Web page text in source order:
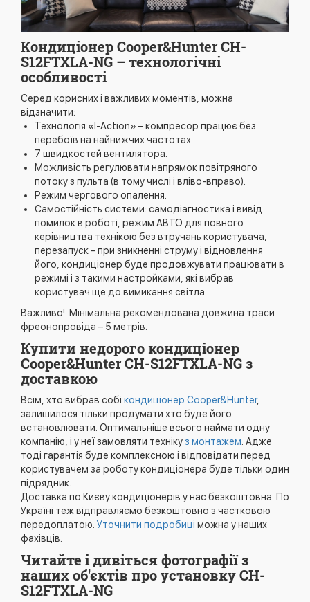
Кондиціонер Cooper&Hunter CH-
S12FTXLA-NG – технологічні
особливості
Серед корисних і важливих моментів, можна
відзначити:
Технологія «I-Action» – компресор працює без
перебоїв на найнижчих частотах.
7 швидкостей вентилятора.
Можливість регулювати напрямок повітряного
потоку з пульта (в тому числі і вліво-вправо).
Режим чергового опалення.
Самостійність системи: самодіагностика і вивід
помилок в роботі, режим АВТО для повного
керівництва технікою без втручань користувача,
перезапуск – при зникненні струму і відновлення
його, кондиціонер буде продовжувати працювати в
режимі і з такими настройками, які вибрав
користувач ще до вимикання світла.
Важливо! Мінімальна рекомендована довжина траси
фреонопровіда – 5 метрів.
Купити недорого кондиціонер
Cooper&Hunter CH-S12FTXLA-NG з
доставкою
Всім, хто вибрав собі кондиціонер Cooper&Hunter,
залишилося тільки продумати хто буде його
встановлювати. Оптимальніше всього наймати одну
компанію, і у неї замовляти технікуз монтажем . Адже
тоді гарантія буде комплексною і відповідати перед
користувачем за роботу кондиціонера буде тільки один
підрядник.
Доставка по Києву кондиціонерів у нас безкоштовна. По
Україні теж відправляємо безкоштовно з частковою
передоплатою. Уточнити подробиці можна у наших
фахівців.
Читайте і дивіться фотографії з
наших об'єктів про установку CH-
S12FTXLA-NG